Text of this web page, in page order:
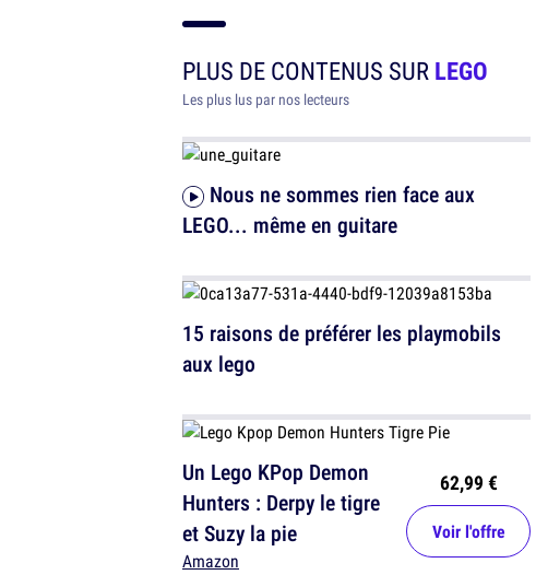
PLUS DE CONTENUS SURLEGO
Les plus lus par nos lecteurs
LEGO... même en guitare
15 raisons de préférer les playmobils
aux lego
Un Lego KPop Demon
Hunters : Derpy le tigre
et Suzy la pie
Amazon
62,99 €
Voir l'offre